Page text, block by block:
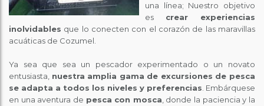
una línea; Nuestro objetivo
es crear experiencias
inolvidables que lo conecten con el corazón de las maravillas
acuáticas de Cozumel.
Ya sea que sea un pescador experimentado o un novato
entusiasta, nuestra amplia gama de excursiones de pesca
se adapta a todos los niveles y preferencias. Embárquese
en una aventura de pesca con mosca, donde la paciencia y la